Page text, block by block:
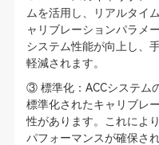
ムを活用し、リアルタイ
ャリブレーションパラメ
システム性能が向上し、
軽減されます。
③ 標準化：ACCシステム
標準化されたキャリブレ
性があります。これによ
パフォーマンスが確保され